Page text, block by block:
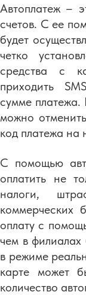
Автоплатеж –
счетов. С ее
будет
четко
средства с
приходить
сумме платежа.
можно
код платежа
С помощью
оплатить не
налоги,
коммерческих
оплату с
чем в филиалах
в режиме
карте может
количество